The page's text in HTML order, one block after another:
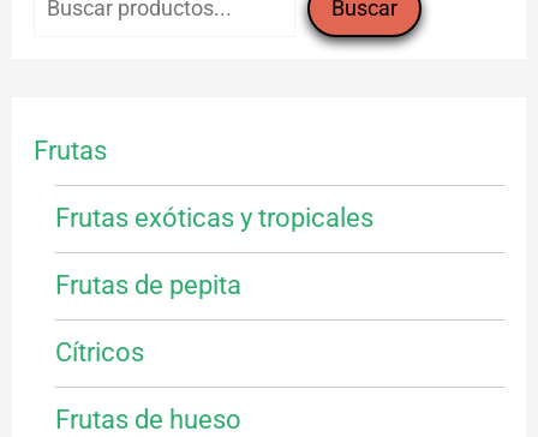
Buscar
Frutas
Frutas exóticas y tropicales
Frutas de pepita
Cítricos
Frutas de hueso